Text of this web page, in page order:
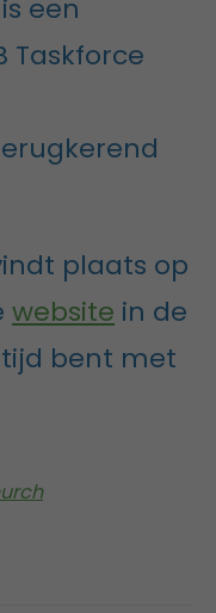
een
Taskforce
plaats op
website in de
bent met